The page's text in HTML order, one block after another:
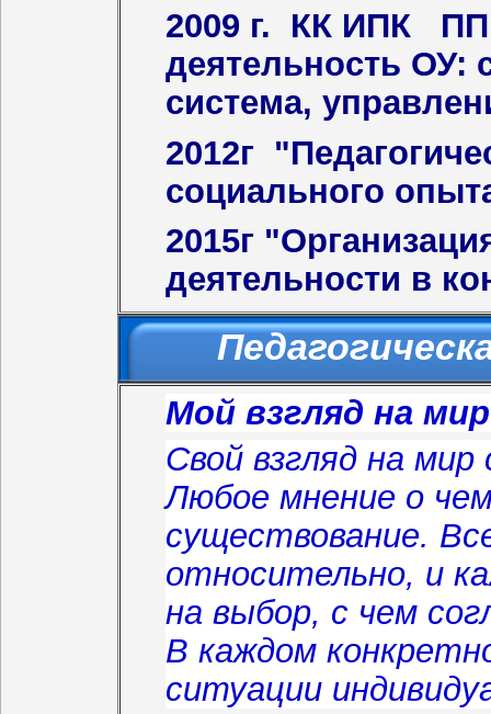
2009 г. КК ИПК
деятельность ОУ:
система,
2012г
социального
2015г
деятельности в
Мой взгляд на мир
Свой взгляд на
Любое мнение о
существование.
относительно, и
на выбор, с чем
В каждом
ситуации